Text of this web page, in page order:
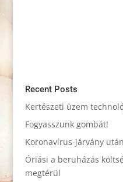
Recent Posts
Kertészeti üzem
Fogyasszunk gombát!
Koronavírus-járvány
Óriási a beruházás
megtérül